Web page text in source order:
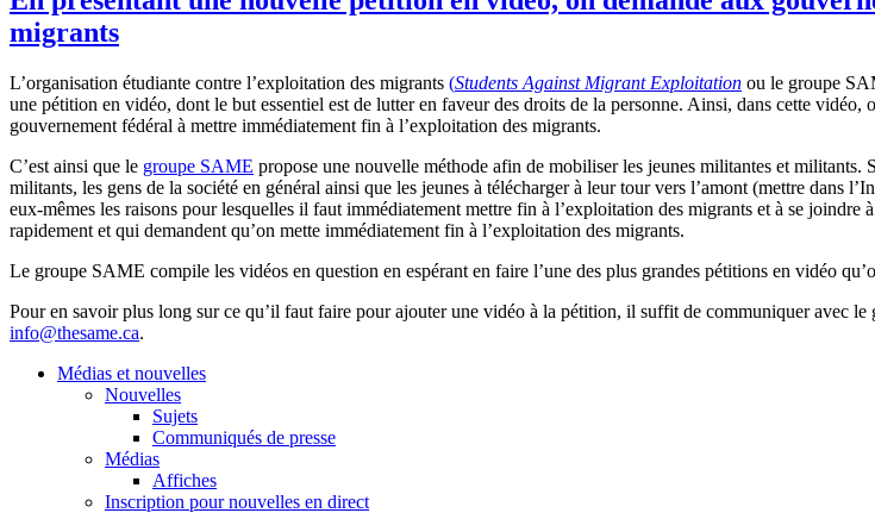
migrants
L’organisation étudiante contre l’exploitation des migrants (Students Against Migrant Exploitation ou le groupe
une pétition en vidéo, dont le but essentiel est de lutteren faveurdes droits de la personne. Ainsi, dans cette vidéo,
gouvernement fédéral à mettre immédiatement fin à l’exploitation des migrants.
C’est ainsi que le groupe SAME propose une nouvelle méthode afin de mobiliserles jeunes militantes et militants.
militants, les gens de la société en général ainsi que les jeunes à télécharger à leurtourvers l’amont (mettre dans
eux-mêmes les raisons pourlesquelles il faut immédiatement mettre fin à l’exploitation des migrants et à se joindre à
rapidement et qui demandent qu’on mette immédiatement fin à l’exploitation des migrants.
Le groupe SAME compile les vidéos en question en espérant en faire l’une des plus grandes pétitions en vidéo
Pour en savoir plus long sur ce qu’il faut faire pourajouter une vidéo à la pétition, il suffit de communiquer avec le
info@thesame.ca.
Médias et nouvelles
Nouvelles
Sujets
Communiqués de presse
Médias
Affiches
Inscription pour nouvelles en direct